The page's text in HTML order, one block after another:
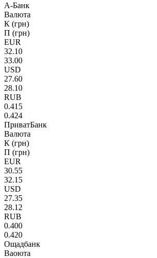
А-Банк
Валюта
К (грн)
П (грн)
EUR
32.10
33.00
USD
27.60
28.10
RUB
0.415
0.424
ПриватБанк
Валюта
К (грн)
П (грн)
EUR
30.55
32.15
USD
27.35
28.12
RUB
0.400
0.420
Ощадбанк
Ваоюта